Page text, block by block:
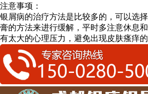
注意事项：
银屑病的治疗方法是比较多的，可以选
膏的方法来进行缓解，平时多注意休息
有太大的心理压力，避免出现皮肤瘙痒的